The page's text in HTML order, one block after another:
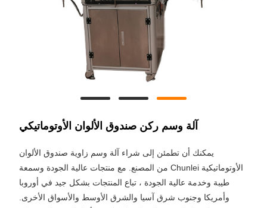
آلة وسم ركن صندوق الألوان الأوتوماتيكي
يمكنك أن تطمئن إلى شراء آلة وسم زاوية صندوق الألوان
الأوتوماتيكية Chunlei من المصنع. مع منتجات عالية الجودة وسمعة
طيبة وخدمة عالية الجودة ، تباع المنتجات بشكل جيد في أوروبا
وأمريكا وجنوب شرق آسيا والشرق الأوسط والأسواق الأخرى.